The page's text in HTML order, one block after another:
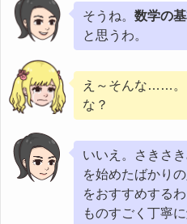
そうね。 数学の
と思うわ。
え～そんな……。
な？
いいえ。さきさ
を始めたばかり
をおすすめする
ものすごく丁寧